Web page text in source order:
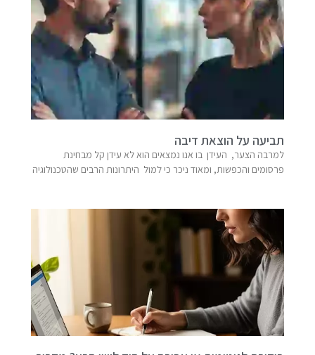
תביעה על הוצאת דיבה
למרבה הצער, העידן בו אנו נמצאים הוא לא עידן קל מבחינת
פרסומים והכפשות, ומאוד ניכר כי למול היתרונות הרבים שהטכנולוגיה